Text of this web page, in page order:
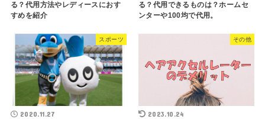
る？代用方法やレディースにおす
すめを紹介
る？代用できるものは？ホームセ
ンターや100均で代用。
スポーツ
2020.11.27
その他
2023.10.24